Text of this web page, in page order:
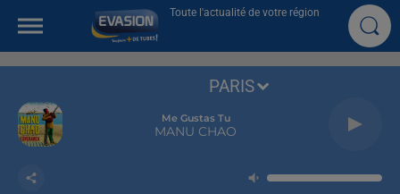
Toute l'actualité de votre région
Me Gustas Tu
MANU CHAO
PARIS